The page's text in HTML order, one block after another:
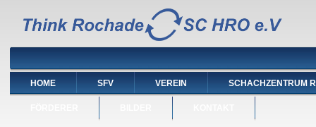
HOME SFV VEREIN SCHACHZENTRUM